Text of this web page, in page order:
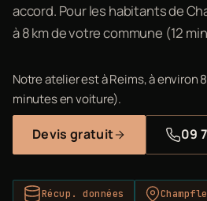
accord. Pour les habitants de
à 8 km de votre commune (12
Notre atelier est à Reims, à environ
minutes en voiture).
Devis gratuit 09
Récup. données